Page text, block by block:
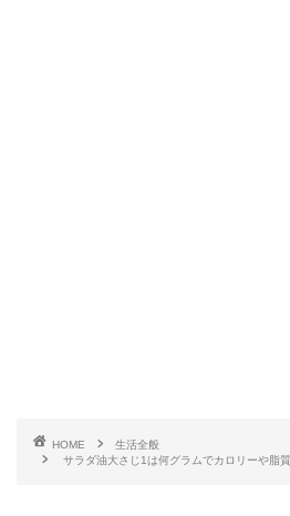
HOME
生活全般
サラダ油大さじ1は何グラムでカロリーや脂